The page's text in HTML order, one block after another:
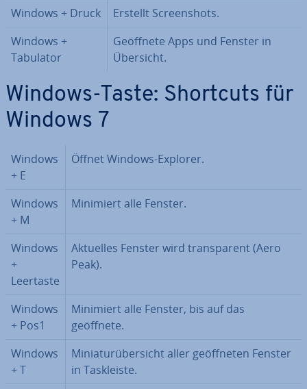
Windows + Druck
Erstellt Screen­shots.
Windows +
Tabulator
Geöffnete Apps und Fenster in
Übersicht.
Windows-Taste: Shortcuts für
Windows 7
Windows
+ E
Öffnet Windows-Explorer.
Windows
+ M
Minimiert alle Fenster.
Windows
+
Leertaste
Aktuelles Fenster wird trans­pa­rent (Aero
Peak).
Windows
+ Pos1
Minimiert alle Fenster, bis auf das
geöffnete.
Windows
+ T
Mi­nia­tur­über­sicht aller ge­öff­ne­ten Fenster
in Task­leis­te.